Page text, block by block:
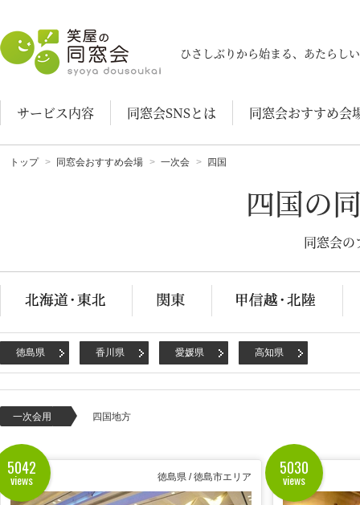
笑屋の同窓会
ひさしぶりから始まる、あたらし
サービス内容 同窓会SNSとは 同窓会おすすめ会
トップ 同窓会おすすめ会場 一次会 四国
四国の
同窓会の
徳島県 香川県 愛媛県 高知県
一次会用 四国地方
徳島県 / 徳島市エリア
5042
views
5030
views